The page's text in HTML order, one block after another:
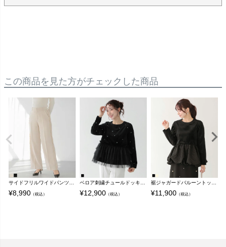
この商品を見た方がチェックした商品
¥8,990 （税込） ¥12,900 （税込） ¥11,900 （税込）